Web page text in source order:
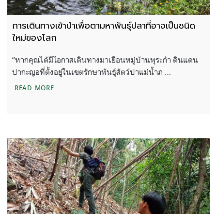
การเดินทางเข้าป่าเพื่อตามหาพันธุ์ปลาที่อาจเป็นชนิด
ใหม่ของโลก
“หากคุณได้มีโอกาสเดินทางมาเยือนหมู่บ้านพุระกำ ดินแดน
ปากะญอที่ตั้งอยู่ในเขตรักษาพันธุ์สัตว์ป่าแม่น้ำภ …
READ MOREการเดินทางเข้าป่าเพื่อตามหาพันธุ์ปลาที่อาจเป็นชนิด